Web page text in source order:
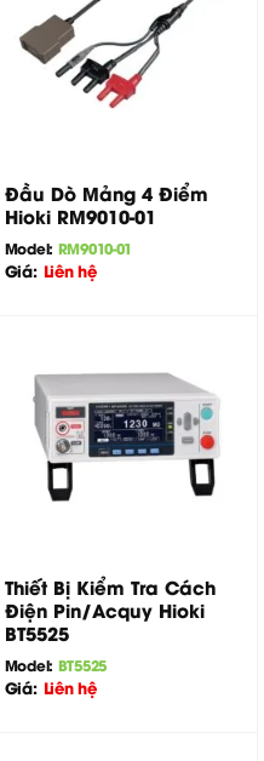
Đầu Dò Mảng 4 Điểm
Hioki RM9010-01
Model: RM9010-01
Giá: Liên hệ
Thiết Bị Kiểm Tra Cách
Điện Pin/Acquy Hioki
BT5525
Model: BT5525
Giá: Liên hệ